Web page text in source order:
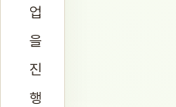
업
을
진
행